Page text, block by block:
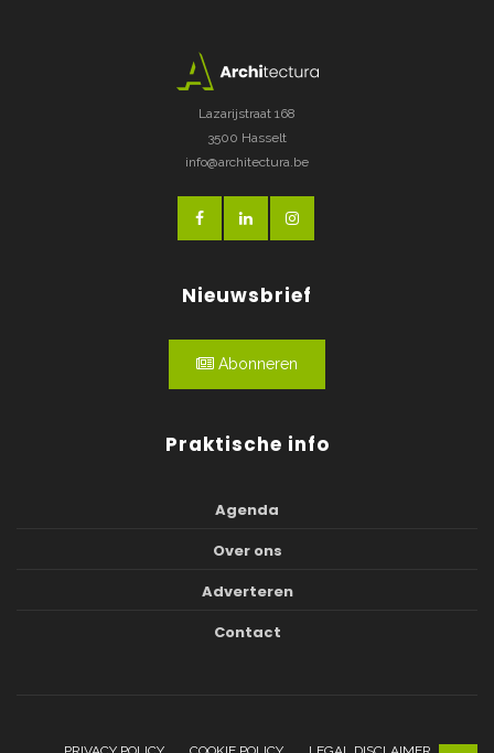
Lazarijstraat 168
3500 Hasselt
info@architectura.be
Nieuwsbrief
Abonneren
Praktische info
Agenda
Over ons
Adverteren
Contact